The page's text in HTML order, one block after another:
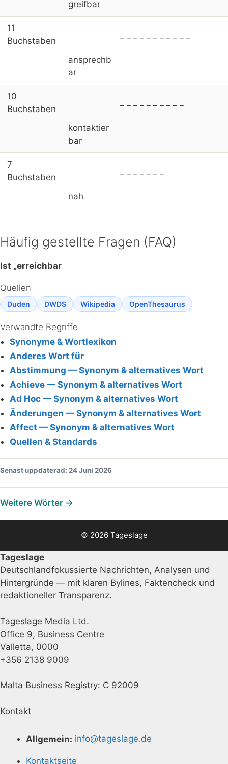
greifbar
11
Buchstaben
ansprechb
ar
10
Buchstaben
kontaktier
bar
7
Buchstaben
nah
Häufig gestellte Fragen (FAQ)
Ist „erreichbar
Quellen
Duden DWDS Wikipedia OpenThesaurus
Verwandte Begriffe
Synonyme & Wortlexikon
Anderes Wort für
Abstimmung — Synonym & alternatives Wort
Achieve — Synonym & alternatives Wort
Ad Hoc — Synonym & alternatives Wort
Änderungen — Synonym & alternatives Wort
Affect — Synonym & alternatives Wort
Quellen & Standards
Senast uppdaterad: 24 Juni 2026
Weitere Wörter →
© 2026 Tageslage
Tageslage
Deutschlandfokussierte Nachrichten, Analysen und
Hintergründe — mit klaren Bylines, Faktencheck und
redaktioneller Transparenz.
Tageslage Media Ltd.
Office 9, Business Centre
Valletta, 0000
+356 2138 9009
Malta Business Registry: C 92009
Kontakt
Allgemein: info@tageslage.de
Kontaktseite